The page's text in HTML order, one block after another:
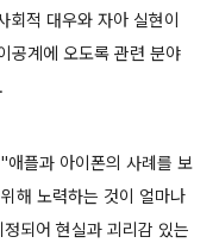
회적 대우와 자아 실현이
공계에 오도록 관련 분야
애플과 아이폰의 사례를 보
해 노력하는 것이 얼마나
되어 현실과 괴리감 있는